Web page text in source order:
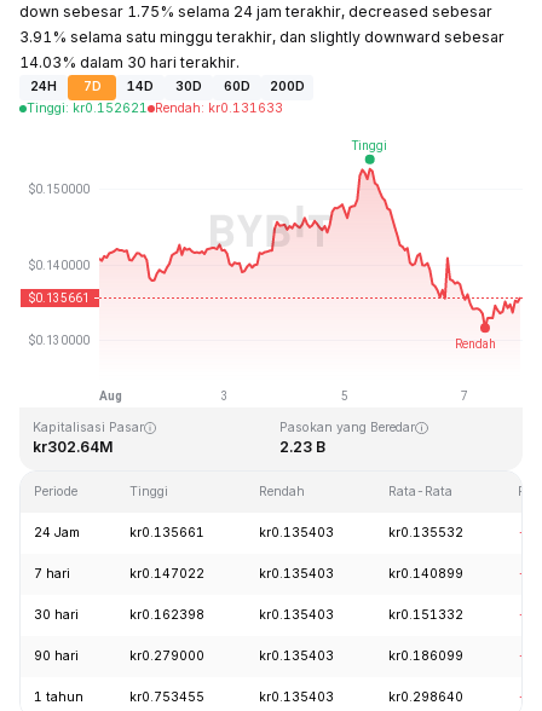
down sebesar 1.75% selama 24 jam terakhir, decreased sebesar
3.91% selama satu minggu terakhir, dan slightly downward sebesar
14.03% dalam 30 hari terakhir.
24H 7D 14D 30D 60D
200D
Tinggi: kr0.152621 Rendah: kr0.131633
Terakhir Diperbarui: 2026-08-07, 21:41 GMT+0
kr0.008170
Kapitalisasi Pasar
kr302.64M
Pasokan yang Beredar
2.23 B
Periode Tinggi Rendah Rata-Rata
24 Jam kr0.135661 kr0.135403 kr0.135532 -
7 hari kr0.147022 kr0.135403 kr0.140899 -
30 hari kr0.162398 kr0.135403 kr0.151332 -
90 hari kr0.279000 kr0.135403 kr0.186099 -
1 tahun kr0.753455 kr0.135403 kr0.298640 -